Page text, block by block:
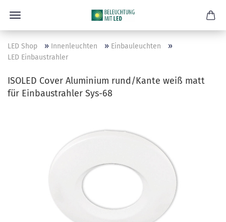
LED Shop » Innenleuchten » Einbauleuchten »
LED Einbaustrahler
ISOLED Cover Aluminium rund/Kante weiß matt
für Einbaustrahler Sys-68